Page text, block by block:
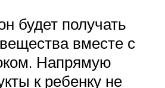
будет получать
вместе с
Напрямую
к ребенку не